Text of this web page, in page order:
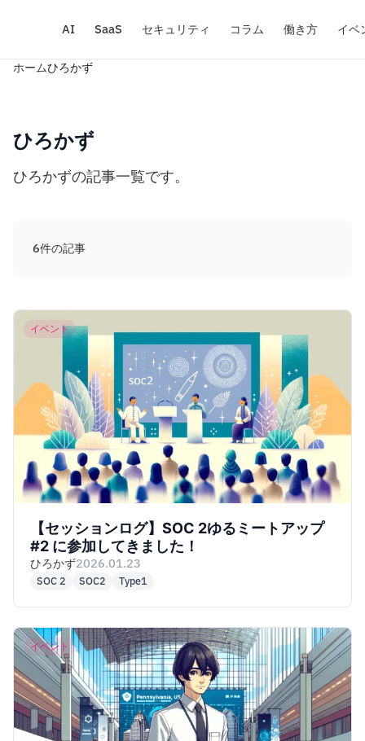
AI SaaS セキュリティ コラム 働き方 イベ
ホームひろかず
ひろかず
ひろかずの記事一覧です。
6件の記事
イベント
【セッションログ】SOC 2ゆるミートアップ
#2 に参加してきました！
ひろかず2026.01.23
SOC 2 SOC2 Type1
イベント